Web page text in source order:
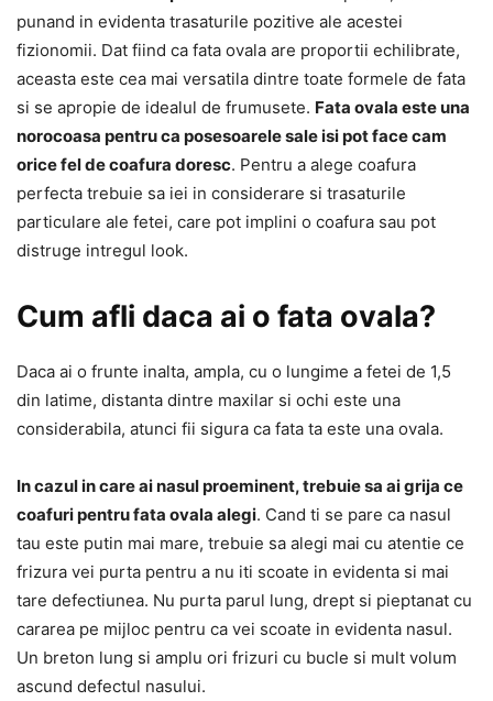
punand in evidenta trasaturile pozitive ale acestei
fizionomii. Dat fiind ca fata ovala are proportii echilibrate,
aceasta este cea mai versatila dintre toate formele de fata
si se apropie de idealul de frumusete. Fata ovala este una
norocoasa pentru ca posesoarele sale isi pot face cam
orice fel de coafura doresc. Pentru a alege coafura
perfecta trebuie sa iei in considerare si trasaturile
particulare ale fetei, care pot implini o coafura sau pot
distruge intregul look.
Cum afli daca ai o fata ovala?
Daca ai o frunte inalta, ampla, cu o lungime a fetei de 1,5
din latime, distanta dintre maxilar si ochi este una
considerabila, atunci fii sigura ca fata ta este una ovala.
In cazul in care ai nasul proeminent, trebuie sa ai grija ce
coafuri pentru fata ovala alegi. Cand ti se pare ca nasul
tau este putin mai mare, trebuie sa alegi mai cu atentie ce
frizura vei purta pentru a nu iti scoate in evidenta si mai
tare defectiunea. Nu purta parul lung, drept si pieptanat cu
cararea pe mijloc pentru ca vei scoate in evidenta nasul.
Un breton lung si amplu ori frizuri cu bucle si mult volum
ascund defectul nasului.